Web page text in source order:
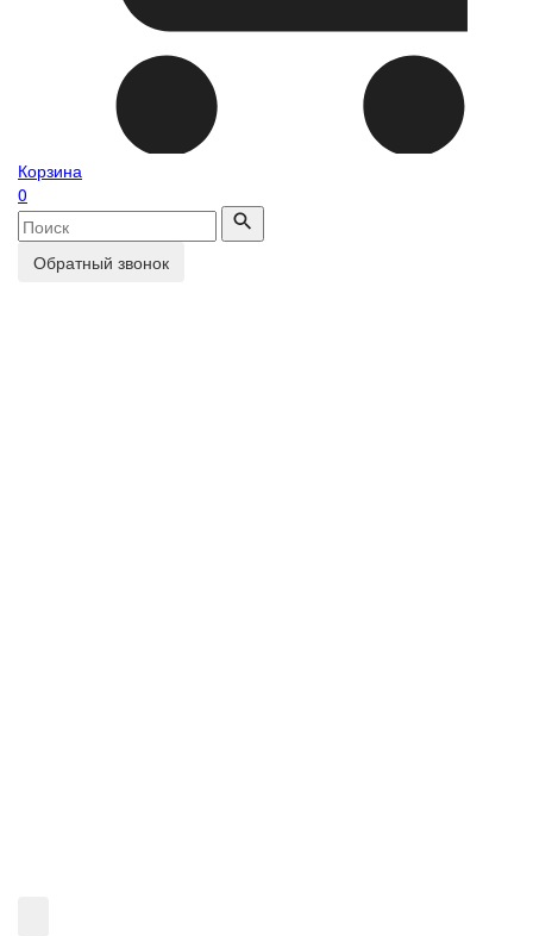
Корзина
0
Обратный звонок